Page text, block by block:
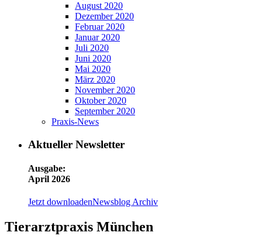
August 2020
Dezember 2020
Februar 2020
Januar 2020
Juli 2020
Juni 2020
Mai 2020
März 2020
November 2020
Oktober 2020
September 2020
Praxis-News
Aktueller Newsletter
Ausgabe:
April 2026
Jetzt downloadenNewsblog Archiv
Tierarztpraxis München